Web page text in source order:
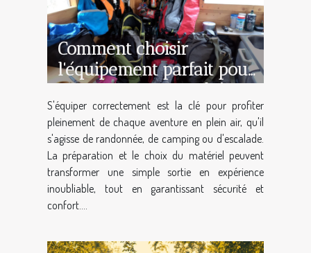
Comment choisir
l'équipement parfait pour
vos aventures en plein
air ?
S'équiper correctement est la clé pour profiter
pleinement de chaque aventure en plein air, qu'il
s'agisse de randonnée, de camping ou d'escalade.
La préparation et le choix du matériel peuvent
transformer une simple sortie en expérience
inoubliable, tout en garantissant sécurité et
confort....